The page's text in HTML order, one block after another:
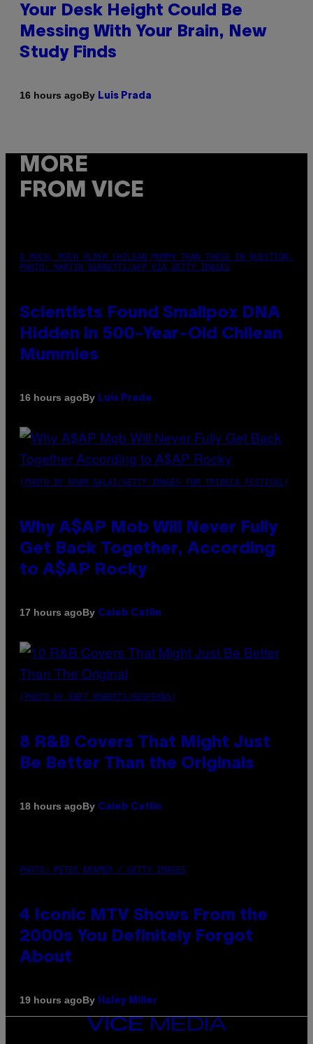
Your Desk Height Could Be
Messing With Your Brain, New
Study Finds
16 hours agoBy Luis Prada
MORE
FROM VICE
A MUCH, MUCH OLDER CHILEAN MUMMY THAN THOSE IN QUESTION.
PHOTO: MARTIN BERNETTI/AFP VIA GETTY IMAGES
Scientists Found Smallpox DNA
Hidden in 500-Year-Old Chilean
Mummies
16 hours agoBy Luis Prada
(PHOTO BY NOAM GALAI/GETTY IMAGES FOR TRIBECA FESTIVAL)
Why A$AP Mob Will Never Fully
Get Back Together, According
to A$AP Rocky
17 hours agoBy Caleb Catlin
(PHOTO BY EBET ROBERTS/REDFERNS)
8 R&B Covers That Might Just
Be Better Than the Originals
18 hours agoBy Caleb Catlin
PHOTO: PETER KRAMER / GETTY IMAGES
4 Iconic MTV Shows From the
2000s You Definitely Forgot
About
19 hours agoBy Haley Miller
VICE
MEDIA